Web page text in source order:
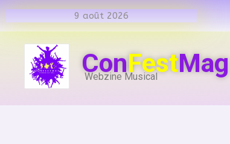
9 août 2026
ConFestMag
Webzine Musical